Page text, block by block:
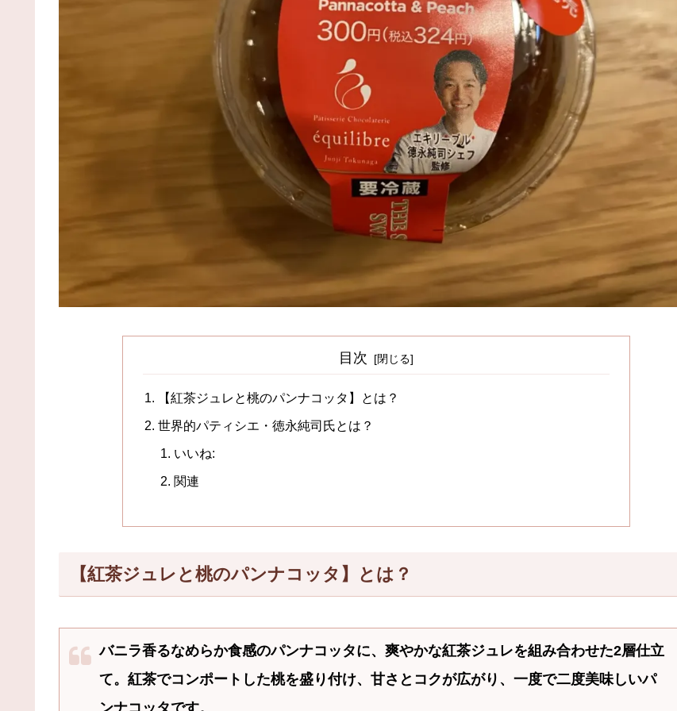
目次
【紅茶ジュレと桃のパンナコッタ】とは？
世界的パティシエ・徳永純司氏とは？
いいね:
関連
【紅茶ジュレと桃のパンナコッタ】とは？
バニラ香るなめらか食感のパンナコッタに、爽やかな紅茶ジュレを組み合わせた2層仕立
て。紅茶でコンポートした桃を盛り付け、甘さとコクが広がり、一度で二度美味しいパ